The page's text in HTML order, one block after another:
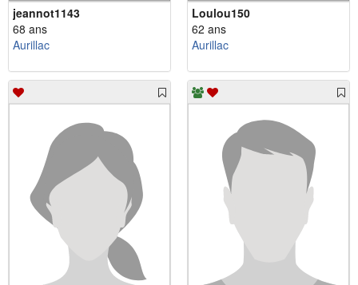
jeannot1143
68 ans
Aurillac
Loulou150
62 ans
Aurillac